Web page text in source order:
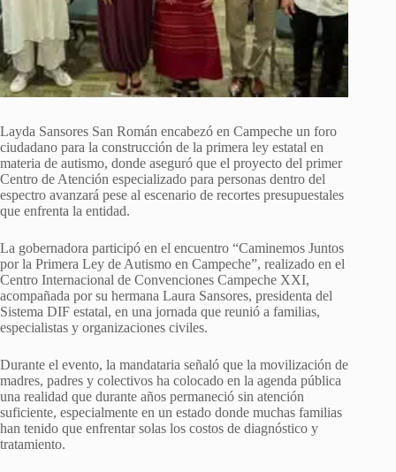
Layda Sansores San Román encabezó en Campeche un foro
ciudadano para la construcción de la primera ley estatal en
materia de autismo, donde aseguró que el proyecto del primer
Centro de Atención especializado para personas dentro del
espectro avanzará pese al escenario de recortes presupuestales
que enfrenta la entidad.
La gobernadora participó en el encuentro “Caminemos Juntos
por la Primera Ley de Autismo en Campeche”, realizado en el
Centro Internacional de Convenciones Campeche XXI,
acompañada por su hermana Laura Sansores, presidenta del
Sistema DIF estatal, en una jornada que reunió a familias,
especialistas y organizaciones civiles.
Durante el evento, la mandataria señaló que la movilización de
madres, padres y colectivos ha colocado en la agenda pública
una realidad que durante años permaneció sin atención
suficiente, especialmente en un estado donde muchas familias
han tenido que enfrentar solas los costos de diagnóstico y
tratamiento.